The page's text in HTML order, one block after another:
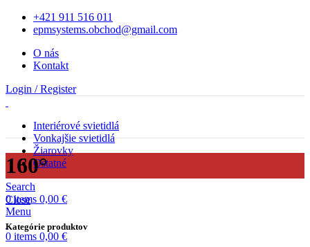
+421 911 516 011
epmsystems.obchod@gmail.com
O nás
Kontakt
Login / Register
Interiérové svietidlá
Vonkajšie svietidlá
Žiarovky
Ostatné
Search
0items 0,00 €
Menu
0 items 0,00 €
160°
Close
Kategórie produktov